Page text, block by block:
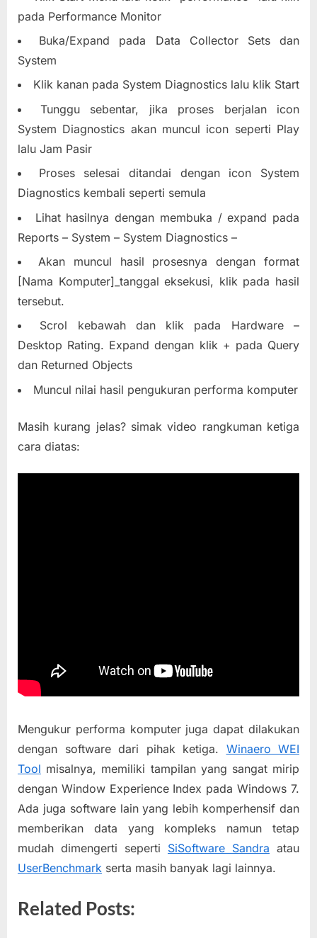
pada Performance Monitor
Buka/Expand pada Data Collector Sets dan
System
Klik kanan pada System Diagnostics lalu klik Start
Tunggu sebentar, jika proses berjalan icon
System Diagnostics akan muncul icon seperti Play
lalu Jam Pasir
Proses selesai ditandai dengan icon System
Diagnostics kembali seperti semula
Lihat hasilnya dengan membuka / expand pada
Reports – System – System Diagnostics –
Akan muncul hasil prosesnya dengan format
[Nama Komputer]_tanggal eksekusi, klik pada hasil
tersebut.
Scrol kebawah dan klik pada Hardware –
Desktop Rating. Expand dengan klik + pada Query
dan Returned Objects
Muncul nilai hasil pengukuran performa komputer
Masih kurang jelas? simak video rangkuman ketiga
cara diatas:
Mengukur performa komputer juga dapat dilakukan
dengan software dari pihak ketiga. Winaero WEI
Tool misalnya, memiliki tampilan yang sangat mirip
dengan Window Experience Index pada Windows 7.
Ada juga software lain yang lebih komperhensif dan
memberikan data yang kompleks namun tetap
mudah dimengerti seperti SiSoftware Sandra atau
UserBenchmark serta masih banyak lagi lainnya.
Related Posts: